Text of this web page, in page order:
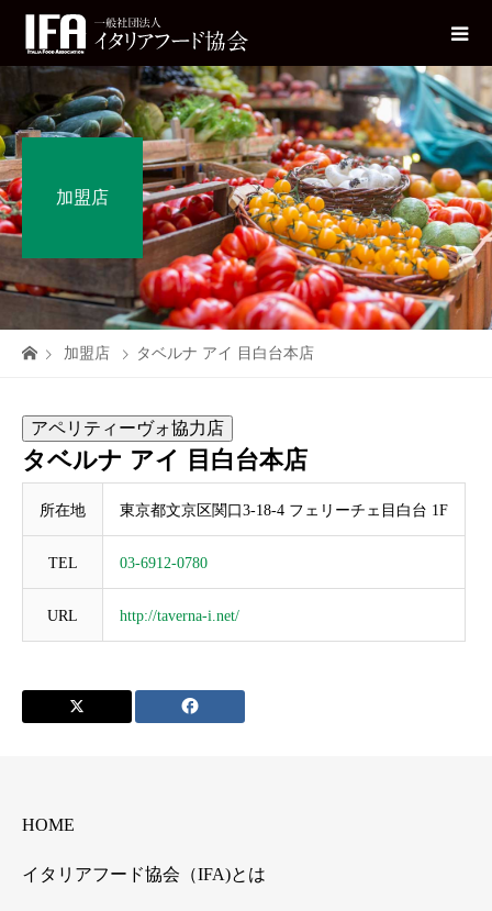
加盟店
加盟店 タベルナ アイ 目白台本店
アペリティーヴォ協力店
タベルナ アイ 目白台本店
所在地 東京都文京区関口3-18-4 フェリーチェ目白台 1F
TEL 03-6912-0780
URL http://taverna-i.net/
HOME
イタリアフード協会（IFA)とは